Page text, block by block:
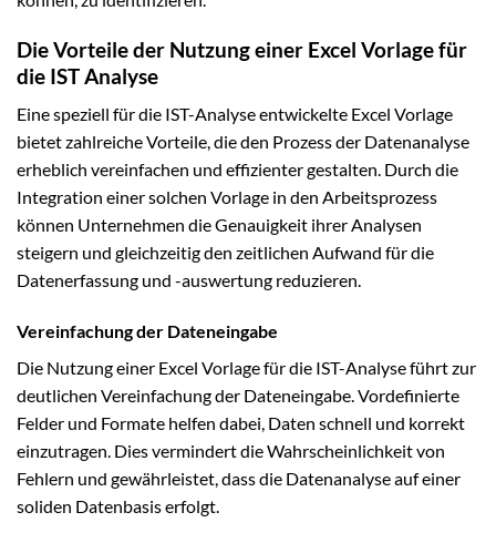
Die Vorteile der Nutzung einer Excel Vorlage für
die IST Analyse
Eine speziell für die IST-Analyse entwickelte Excel Vorlage
bietet zahlreiche Vorteile, die den Prozess der Datenanalyse
erheblich vereinfachen und effizienter gestalten. Durch die
Integration einer solchen Vorlage in den Arbeitsprozess
können Unternehmen die Genauigkeit ihrer Analysen
steigern und gleichzeitig den zeitlichen Aufwand für die
Datenerfassung und -auswertung reduzieren.
Vereinfachung der Dateneingabe
Die Nutzung einer Excel Vorlage für die IST-Analyse führt zur
deutlichen Vereinfachung der Dateneingabe. Vordefinierte
Felder und Formate helfen dabei, Daten schnell und korrekt
einzutragen. Dies vermindert die Wahrscheinlichkeit von
Fehlern und gewährleistet, dass die Datenanalyse auf einer
soliden Datenbasis erfolgt.